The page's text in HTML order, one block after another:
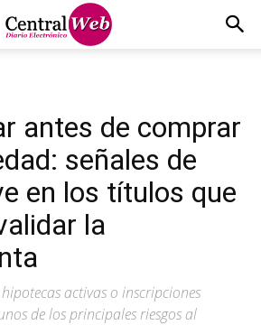
antes de comprar
señales de
en los títulos que
la
activas o inscripciones
de los principales riesgos al